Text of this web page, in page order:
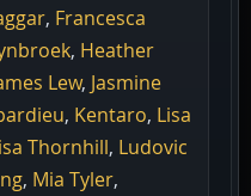
, Francesca
, Heather
Lew, Jasmine
, Kentaro, Lisa
Thornhill, Ludovic
, Mia Tyler,